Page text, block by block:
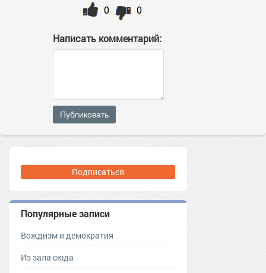
0
0
Написать комментарий:
Публиковать
Подписаться
Популярные записи
Вождизм и демократия
Из зала сюда